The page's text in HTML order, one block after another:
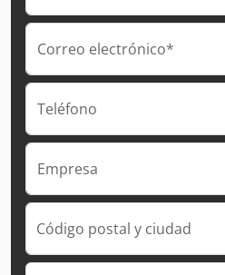
Correo electrónico*
Teléfono
Empresa
Código postal y ciudad